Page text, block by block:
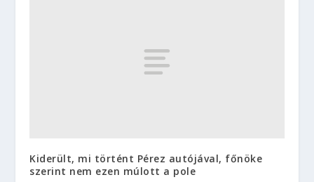
Kiderült, mi történt Pérez autójával, főnöke
szerint nem ezen múlott a pole